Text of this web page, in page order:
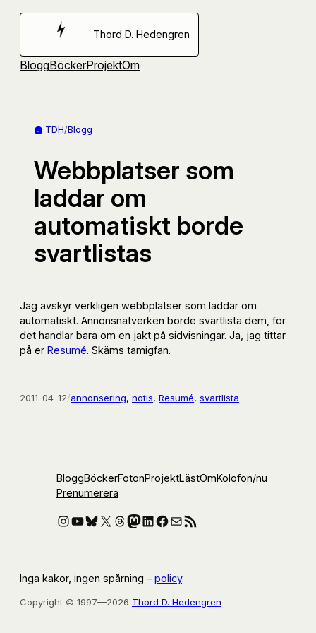
Hoppa
Thord D. Hedengren
BloggBöckerProjektOm
TDH/Blogg
Webbplatser som
laddar om
automatiskt borde
svartlistas
Jag avskyr verkligen webbplatser som laddar om
automatiskt. Annonsnätverken borde svartlista dem, för
det handlar bara om en jakt på sidvisningar. Ja, jag tittar
på er Resumé. Skäms tamigfan.
2011-04-12/annonsering, notis, Resumé, svartlista
BloggBöckerFotonProjektLästOmKolofon/nu
Prenumerera
Instagram
YouTube
Bluesky
X Threads
Mastodon
LinkedIn
Facebook
E-postRSS-flöde
Inga kakor, ingen spårning – policy.
Copyright © 1997—2026 Thord D. Hedengren